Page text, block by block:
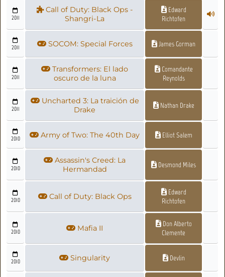
2011
Call of Duty: Black Ops -
Shangri-La
Edward
Richtofen
2011 SOCOM: Special Forces James Gorman
2011
Transformers: El lado
oscuro de la luna
Comandante
Reynolds
2011
Uncharted 3: La traición de
Drake
Nathan Drake
2010 Army of Two: The 40th Day Elliot Salem
2010
Assassin's Creed: La
Hermandad
Desmond Miles
2010 Call of Duty: Black Ops
Edward
Richtofen
2010 Mafia II
Don Alberto
Clemente
2010 Singularity Devlin